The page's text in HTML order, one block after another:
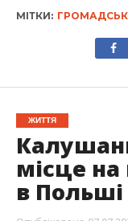
МІТКИ:
ЖИТТЯ
місце на
в Польші